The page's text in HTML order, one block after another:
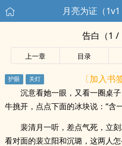
月亮为证（1v1
告白（1 /
上一章 目录
〔加入书
沉意看她一眼，又看一圈桌
牛挑开，点点下面的冰块说：“含
裴清月一听，差点气死，立
看对面的裴立阳和沉璐，这两人